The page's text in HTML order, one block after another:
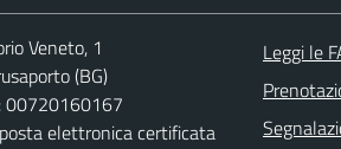
Veneto, 1
(BG)
00720160167
elettronica certificata
Leggi le